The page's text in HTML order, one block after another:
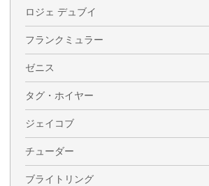
ロジェ デュブイ
フランクミュラー
ゼニス
タグ・ホイヤー
ジェイコブ
チューダー
ブライトリング